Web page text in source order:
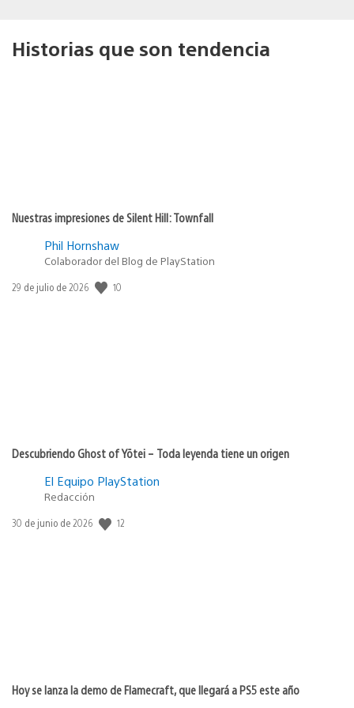
Historias que son tendencia
Nuestras impresiones de Silent Hill: Townfall
Phil Hornshaw
Colaborador del Blog de PlayStation
Fecha
29 de julio de 2026 10
Descubriendo Ghost of Yōtei – Toda leyenda tiene un origen
El Equipo PlayStation
Redacción
Fecha
30 de junio de 2026 12
Hoy se lanza la demo de Flamecraft, que llegará a PS5 este año